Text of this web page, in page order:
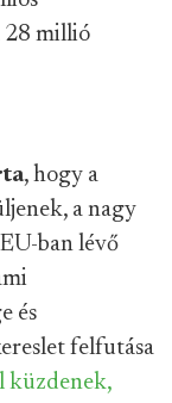
28 millió
, hogy a
a nagy
ban lévő
és
felfutása
küzdenek,